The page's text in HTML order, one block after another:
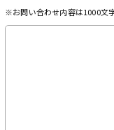
※お問い合わせ内容は1000文